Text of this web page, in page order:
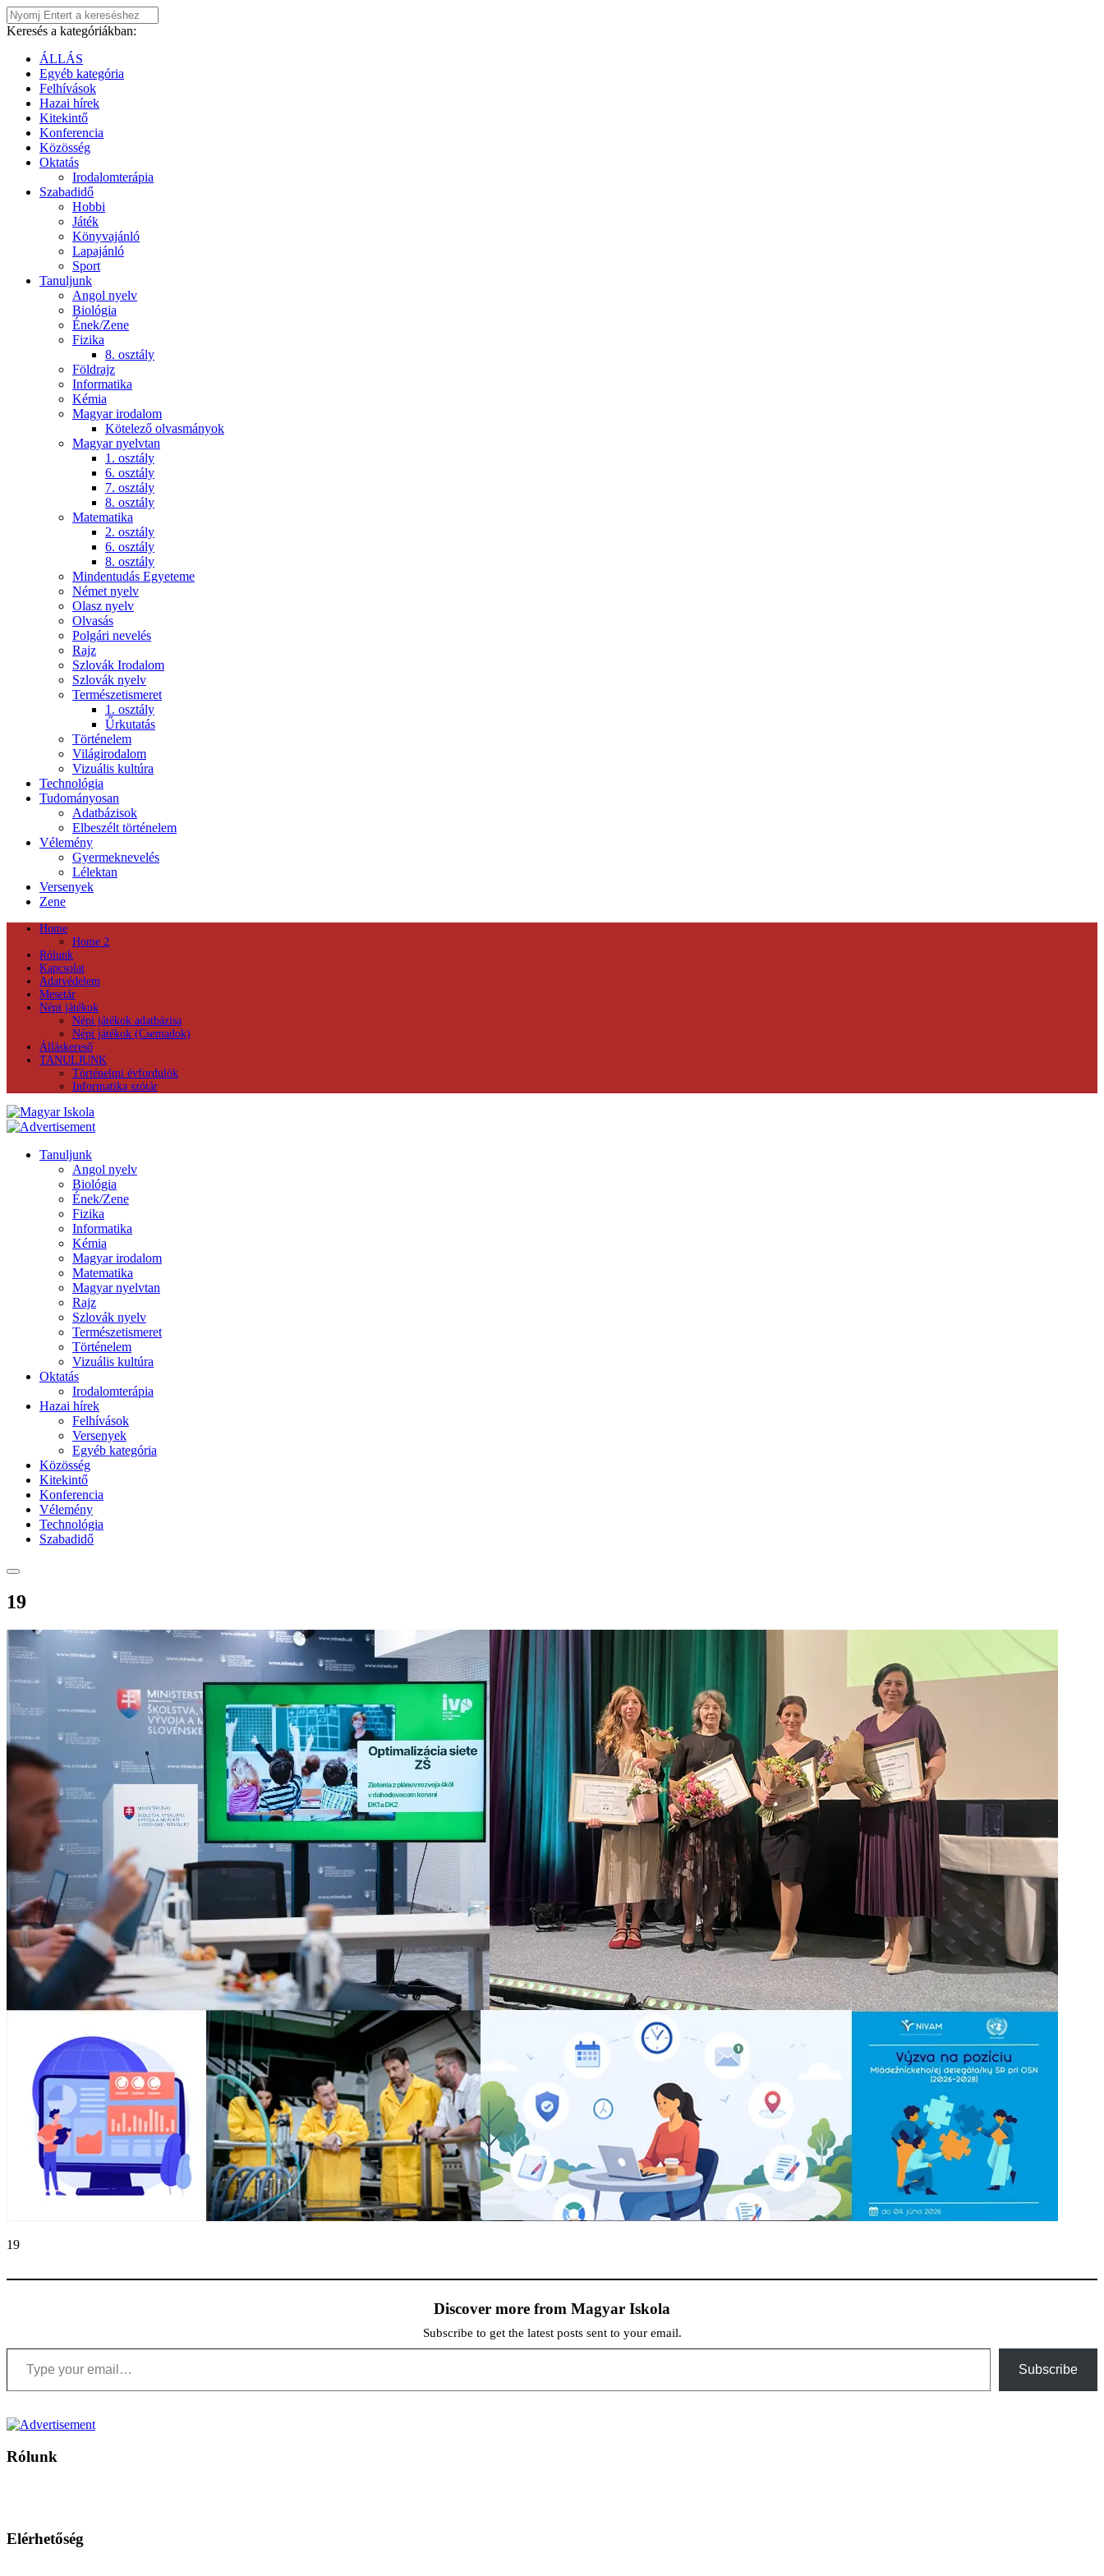
Keresés a kategóriákban:
ÁLLÁS
Egyéb kategória
Felhívások
Hazai hírek
Kitekintő
Konferencia
Közösség
Oktatás
Irodalomterápia
Szabadidő
Hobbi
Játék
Könyvajánló
Lapajánló
Sport
Tanuljunk
Angol nyelv
Biológia
Ének/Zene
Fizika
8. osztály
Földrajz
Informatika
Kémia
Magyar irodalom
Kötelező olvasmányok
Magyar nyelvtan
1. osztály
6. osztály
7. osztály
8. osztály
Matematika
2. osztály
6. osztály
8. osztály
Mindentudás Egyeteme
Német nyelv
Olasz nyelv
Olvasás
Polgári nevelés
Rajz
Szlovák Irodalom
Szlovák nyelv
Természetismeret
1. osztály
Űrkutatás
Történelem
Világirodalom
Vizuális kultúra
Technológia
Tudományosan
Adatbázisok
Elbeszélt történelem
Vélemény
Gyermeknevelés
Lélektan
Versenyek
Zene
Home
Home 2
Rólunk
Kapcsolat
Adatvédelem
Mesetár
Népi játékok
Népi játékok adatbázisa
Népi játékok (Csemadok)
Álláskereső
TANULJUNK
Történelmi évfordulók
Informatika szótár
Tanuljunk
Angol nyelv
Biológia
Ének/Zene
Fizika
Informatika
Kémia
Magyar irodalom
Matematika
Magyar nyelvtan
Rajz
Szlovák nyelv
Természetismeret
Történelem
Vizuális kultúra
Oktatás
Irodalomterápia
Hazai hírek
Felhívások
Versenyek
Egyéb kategória
Közösség
Kitekintő
Konferencia
Vélemény
Technológia
Szabadidő
19
19
Discover more from Magyar Iskola
Subscribe to get the latest posts sent to your email.
Type your email…
Subscribe
Rólunk
Elérhetőség